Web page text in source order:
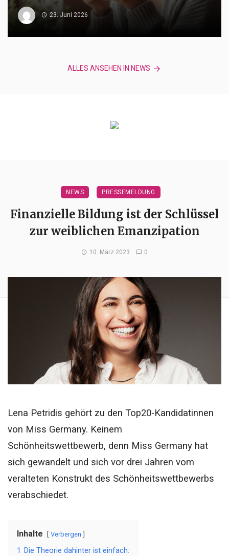
23. Juni 2026
ALLES ANSEHEN IN NEWS
NEWS PRESSEMELDUNG
Finanzielle Bildung ist der Schlüssel
zur weiblichen Emanzipation
10. März 2023 0
Lena Petridis gehört zu den Top20-Kandidatinnen
von Miss Germany. Keinem
Schönheitswettbewerb, denn Miss Germany hat
sich gewandelt und sich vor drei Jahren vom
veralteten Konstrukt des Schönheitswettbewerbs
verabschiedet.
Inhalte Verbergen
1
Die Theorie dahinter ist einfach: